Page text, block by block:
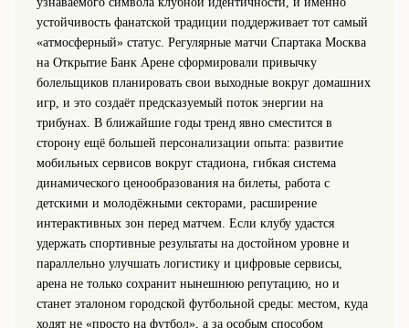
устойчивость фанатской традиции поддерживает тот самый
«атмосферный» статус. Регулярные матчи Спартака Москва
на Открытие Банк Арене сформировали привычку
болельщиков планировать свои выходные вокруг домашних
игр, и это создаёт предсказуемый поток энергии на
трибунах. В ближайшие годы тренд явно сместится в
сторону ещё большей персонализации опыта: развитие
мобильных сервисов вокруг стадиона, гибкая система
динамического ценообразования на билеты, работа с
детскими и молодёжными секторами, расширение
интерактивных зон перед матчем. Если клубу удастся
удержать спортивные результаты на достойном уровне и
параллельно улучшать логистику и цифровые сервисы,
арена не только сохранит нынешнюю репутацию, но и
станет эталоном городской футбольной среды: местом, куда
ходят не «просто на футбол», а за особым способом